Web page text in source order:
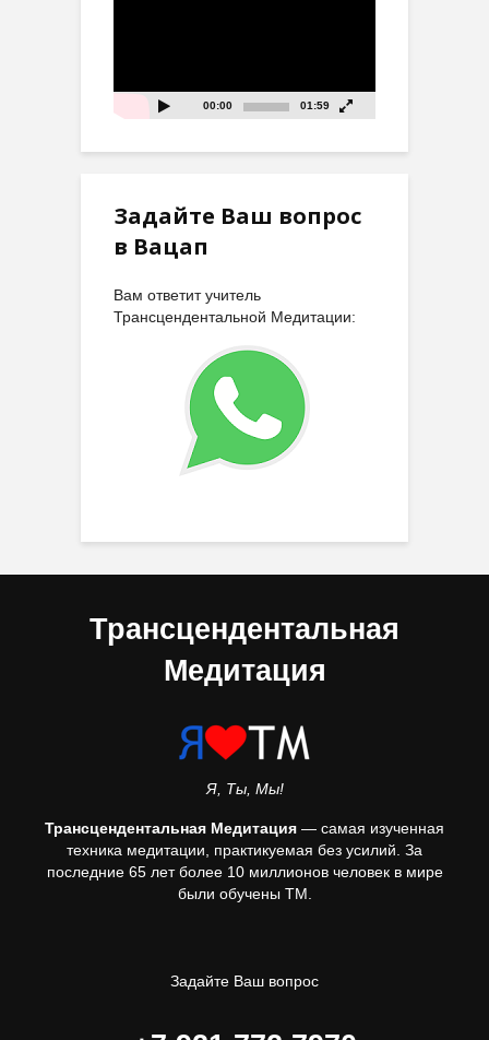
00:00 01:59
Задайте Ваш вопрос
в Вацап
Вам ответит учитель
Трансцендентальной Медитации:
Трансцендентальная
Медитация
Я, Ты, Мы!
Трансцендентальная Медитация — самая изученная
техника медитации, практикуемая без усилий. За
последние 65 лет более 10 миллионов человек в мире
были обучены ТМ.
Задайте Ваш вопрос